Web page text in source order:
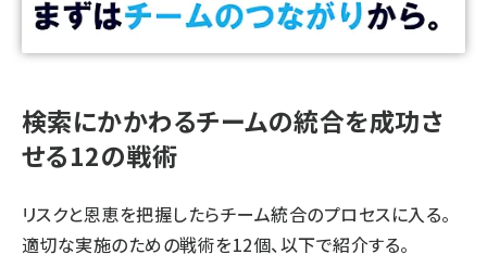
検索にかかわるチームの統合を成功さ
せる12の戦術
リスクと恩恵を把握したらチーム統合のプロセスに入る。
適切な実施のための戦術を12個、以下で紹介する。